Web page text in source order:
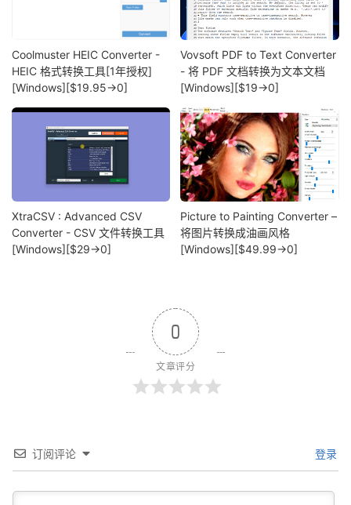
Coolmuster HEIC Converter -
HEIC 格式转换工具[1年授权]
[Windows][$19.95→0]
Vovsoft PDF to Text Converter
- 将 PDF 文档转换为文本文档
[Windows][$19→0]
XtraCSV : Advanced CSV
Converter - CSV 文件转换工具
[Windows][$29→0]
Picture to Painting Converter –
将图片转换成油画风格
[Windows][$49.99→0]
0
文章评分
订阅评论 登录